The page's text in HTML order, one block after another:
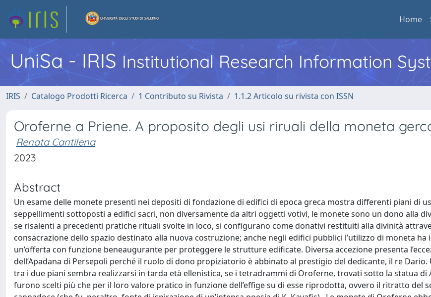
Home
UniSa - IRIS Institutional Research Information
IRIS Catalogo Prodotti Ricerca 1 Contributo su Rivista 1.1.2 Articolo su rivista con ISSN
Oroferne a Priene. A proposito degli usi riruali della moneta
Renata Cantilena
2023
Abstract
Un esame delle monete presenti nei depositi di fondazione di edifici di epoca greca mostra differenti piani di
seppellimenti sottoposti a edifici sacri, non diversamente da altri oggetti votivi, le monete sono un dono alla
se risalenti a precedenti pratiche rituali svolte in loco, si configurano come donativi restituiti alla divinità
consacrazione dello spazio destinato alla nuova costruzione; anche negli edifici pubblici l’utilizzo di moneta ha
un’offerta con funzione beneaugurante per proteggere le strutture edificate. Diversa accezione presenta
dell’Apadana di Persepoli perché il ruolo di dono propiziatorio è abbinato al prestigio del dedicante, il re Dario.
tra i due piani sembra realizzarsi in tarda età ellenistica, se i tetradrammi di Oroferne, trovati sotto la statua di
furono scelti più che per il loro valore pratico in funzione dell’effige su di esse riprodotta, ovvero il ritratto del